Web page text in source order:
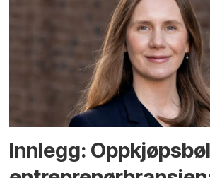
Innlegg: